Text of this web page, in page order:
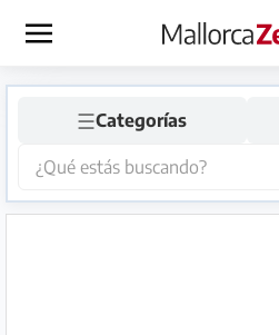
×
Página
inicio
☰Categorías